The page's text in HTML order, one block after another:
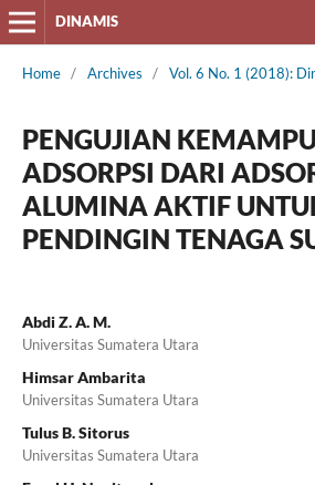
DINAMIS
Home / Archives / Vol. 6 No. 1 (2018):
PENGUJIAN
ADSORPSI DARI
ALUMINA AKTIF
PENDINGIN TENAGA
Abdi Z. A. M.
Universitas Sumatera Utara
Himsar Ambarita
Universitas Sumatera Utara
Tulus B. Sitorus
Universitas Sumatera Utara